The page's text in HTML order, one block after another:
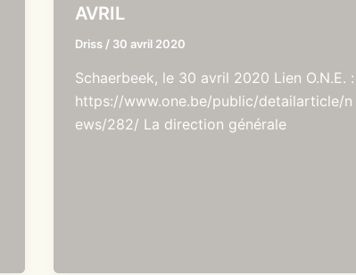
AVRIL
Driss / 30 avril 2020
Schaerbeek, le 30 avril 2020 Lien O.N.E. :
https://www.one.be/public/detailarticle/n
ews/282/ La direction générale